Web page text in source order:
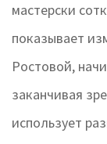
мастерски
показывает
Ростовой,
заканчивая
использует